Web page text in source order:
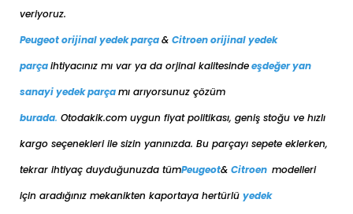
veriyoruz.
Peugeot orijinal yedek parça& Citroen orijinal yedek
parçaihtiyacınız mı var ya da orjinal kalitesindeeşdeğeryan
sanayi yedek parçamı arıyorsunuz çözüm
burada. Otodakik.com uygun fiyat politikası, geniş stoğu ve hızlı
kargo seçenekleri ile sizin yanınızda. Bu parçayı sepete eklerken,
tekrar ihtiyaç duyduğunuzda tümPeugeot& Citroen modelleri
için aradığınız mekanikten kaportaya hertürlü yedek